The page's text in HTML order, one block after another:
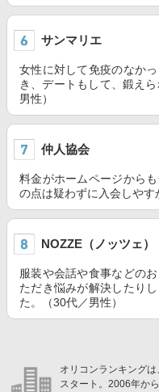
サンマリエ
女性に対して免疫のなか
き、デートもして、鍛え
男性）
仲人協会
料金がホームページから
の点は疑わずに入会しやす
NOZZE（ノッツェ）
服装や会話や食事などの
ただき悩みが解決したり
た。（30代／男性）
オリコンランキング
スタート。2006年か